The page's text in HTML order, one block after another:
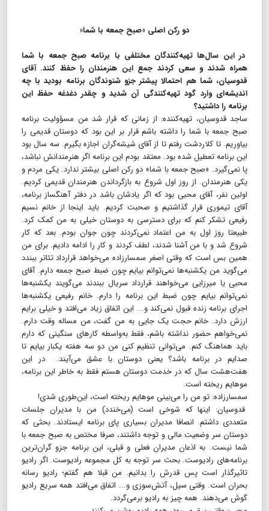
دو رکن اصلی «صبح جمعه با شما»
در این سال‌ها تهیه‌کنندگان مختلفی با برنامه صبح جمعه با شما
همراه شدند و سعی کردند جمع این هنرمندان را حفظ کنند. آقای
قدوسیان، شما هم احتمالا پیشتر جزو شنوندگان برنامه بودید با چه
اندیشه‌ای وارد گود تهیه‌کنندگی آن شدید و چقدر دغدغه حفظ این
برنامه را داشتید؟
ساجد قدوسیان، تهیه‌کننده: از زمانی که قرار شد من مسؤولیت برنامه
صبح جمعه با شما را داشته باشم قرار بر این بود که دوستان قدیمی را
بیاوریم. تا کلاردشت رفتم تا از آقای شیشه‌گران اجازه بگیرم. سه سال بود
این برنامه تعطیل شده بود. معتقد بودم این برنامه اگر هنرمندانش نباشد،
پا نمی‌گیرد. «صبح جمعه با شما» دو رکن اصلی بیشتر ندارد. یکی مردم و
یکی هنرمندان. از روز اول شروع به بازگرداندن هنرمندان قدیمی کردیم.
اولین نفر، آقای محبی بود که اگر یادشان باشد در دفتر آهنگساز برنامه،
آقای تیموری قرار گذاشتیم و صحبت کردیم. باید اینجا از خانم نسیم
رفیعی تشکر کنم که برای دسترسی به دوستان خیلی به من کمک کرد.
طبیعتا روز اول به من اعتماد نمی‌کردند چون جوان بودم. بعد که کار
شروع شد و با من آشنا شدند، لطف کردند و کار را ادامه دادیم. برای من
همین بس است که وقتی اصغر سمسارزاده می‌خواهد قرارداد تئاتر ببندد
می‌گوید من یکشنبه‌ها نمی‌توانم بیایم چون ضبط صبح جمعه دارم. آقای
محبی یا میرزایی می‌خواهند قرارداد سریال ببندند می‌گویند یکشنبه‌ها
نمی‌توانم بیایم چون ضبط این برنامه را دارم. خانم رفیعی یکشنبه‌ها
اجرای برنامه زنده قبول نمی‌کند و... این اتفاق زیاد می‌افتد و خیلی برایم
ارزش دارد. خانم حجت یک جایی به من گفت، من مساله وقت دارم.
نمی‌خواهم حضور نداشته باشم، فقط به‌واسطه کارهای سنگینی که دارم
باید هماهنگ کنم. می‌توانی تنظیم کنی من دو سه هفته یکبار بیایم تا
صدایم در برنامه باشد؟ یعنی دوستان با عشق می‌آیند. در این
هفت‌هشت سال که در خدمت دوستان هستم فقط به خاطر این برنامه،
موهایم ریخته است.
سمسارزاده: تو من را می‌بینی موهایم ریخته است، این‌طوری شدی!
قدوسیان: اینها که شوخی است (می‌خندد) من با مدیران جلسات
متعددی داشتم. انصافا مدیران بسیاری پای برنامه ایستادند. بحثی که
دوستان سر وضعیت مالی و توجه داشتند، صرفا مختص به صبح جمعه با
شما نیست. به اذعان مدیران فعلی و قبلی، این برنامه جزو گران‌ترین
برنامه‌های رادیوست. بحث سر توجه به کل مجموعه رادیوست. اگر رادیو
تاثیرگذار است پس قدرش را بدانیم. من قبلا هم گفتم؛ رادیو رسانه
بحران است. وقتی سیل، آتش‌سوزی و... اتفاق می‌افتد همه سریع رادیو
گوش می‌دهند. همه چیز به رادیو برمی‌گردد.